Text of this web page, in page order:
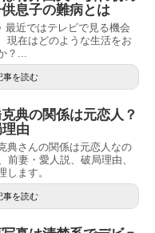
息子の難病とは
最近ではテレビで見る機会
現在はどのような生活をお
？...
事を読む
典の関係は元恋人？
由
典さんの関係は元恋人なの
前妻・愛人説、破局理由、
します。
事を読む